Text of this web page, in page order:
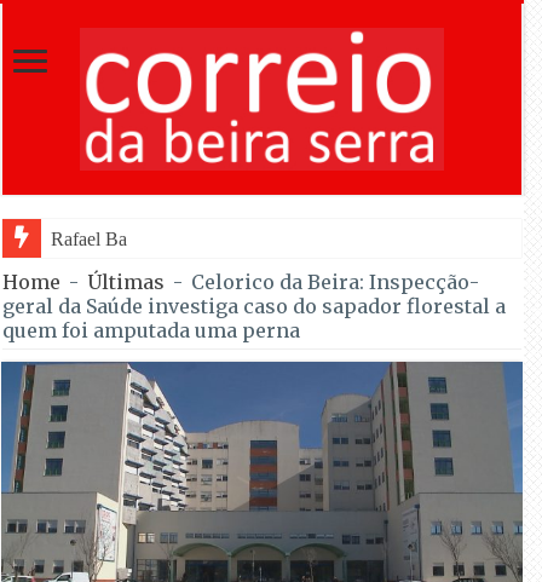
Rafael Barbas foi sétimo na Torre na est
Home - Últimas - Celorico da Beira: Inspecção-
geral da Saúde investiga caso do sapador florestal a
quem foi amputada uma perna